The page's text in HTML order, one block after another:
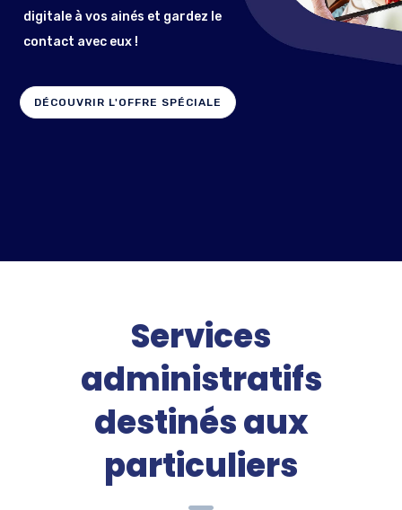
DÉCOUVRIR L'OFFRE SPÉCIALE
digitale à vos ainés et gardez le
contact avec eux !
Avec TEMPUS, consacrez-vous à vos loisirs et votre
famille en faisant appel à un assistant personnel pour
Profitez également d'une aide personnelle en
informatique et internet.
Services
administratifs
destinés aux
particuliers